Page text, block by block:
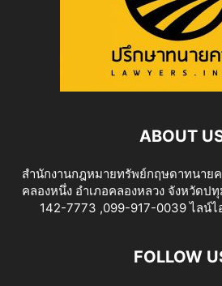
ABOUT
สำนักงานกฎหมายทรัพย์กฤษดาทนาย
คลองหนึ่ง อำเภอคลองหลวง จังหวัดป
142-7773 ,099-917-0039 ไลน์ไ
FOLLOW